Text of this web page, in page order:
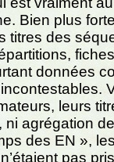
Bien plus
titres des
fiches
données
leurs
ni agrégation
des EN »,
pas